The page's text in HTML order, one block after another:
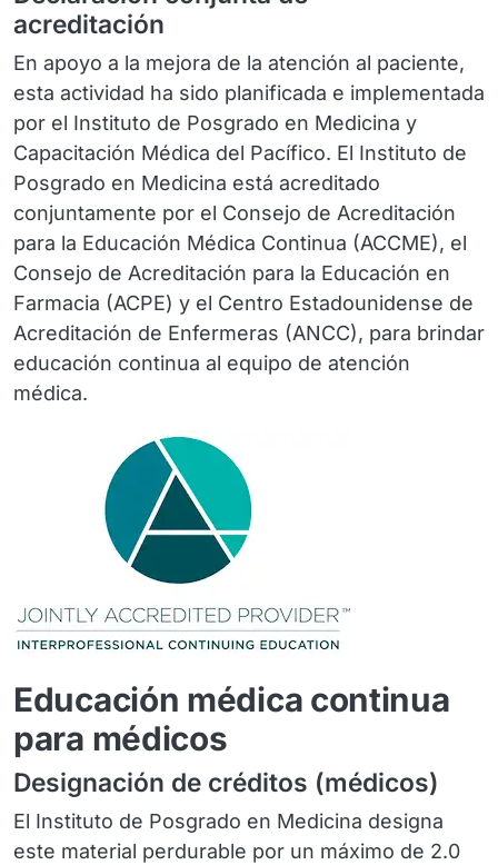
acreditación
En apoyo a la mejora de la atención al paciente,
esta actividad ha sido planificada e implementada
por el Instituto de Posgrado en Medicina y
Capacitación Médica del Pacífico. El Instituto de
Posgrado en Medicina está acreditado
conjuntamente por el Consejo de Acreditación
para la Educación Médica Continua (ACCME), el
Consejo de Acreditación para la Educación en
Farmacia (ACPE) y el Centro Estadounidense de
Acreditación de Enfermeras (ANCC), para brindar
educación continua al equipo de atención
médica.
Educación médica continua
para médicos
Designación de créditos (médicos)
El Instituto de Posgrado en Medicina designa
este material perdurable por un máximo de 2.0